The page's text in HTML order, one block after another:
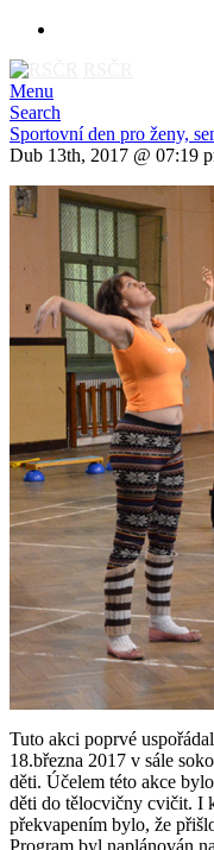
Menu
Search
Sportovní den pro ženy,
Dub 13th, 2017 @ 07:19
Tuto akci poprvé
18.března 2017 v sále
děti. Účelem této akce
děti do tělocvičny cvičit. I
překvapením bylo, že
Program byl naplánován